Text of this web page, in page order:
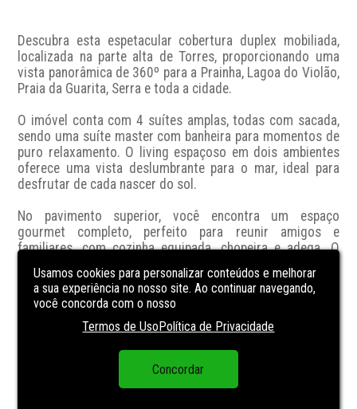
Descubra esta espetacular cobertura duplex mobiliada,
localizada na parte alta de Torres, proporcionando uma
vista panorâmica de 360º para a Prainha, Lagoa do Violão,
Praia da Guarita, Serra e toda a cidade.
O imóvel conta com 4 suítes amplas, todas com sacada,
sendo uma suíte master com banheira para momentos de
puro relaxamento. O living espaçoso em dois ambientes
oferece uma vista deslumbrante para o mar, ideal para
desfrutar de cada nascer do sol.
No pavimento superior, você encontra um espaço
gourmet completo, perfeito para reunir amigos e
familiares, com cozinha equipada, chopeira e adega. O
Violão e o mar, além de um exclusivo ofurô coberto,
garantindo conforto e sofisticação em qualquer estação
do ano.
Agende sua visita agora: (51) 99656-9215
Usamos cookies para personalizar conteúdos e melhorar
a sua experiência no nosso site. Ao continuar navegando,
você concorda com o nosso
Termos de UsoPolítica de Privacidade
Concordar